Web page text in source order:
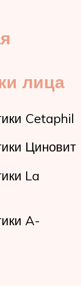
лица
Cetaphil
Циновит
La
A-